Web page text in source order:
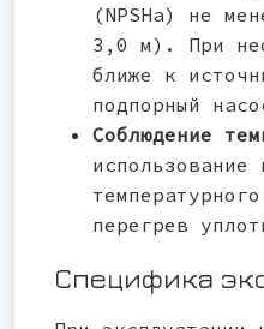
(NPSHa) не
3,0 м). При
ближе к
подпорный
Соблюдение
использование
перегрев
Специфика